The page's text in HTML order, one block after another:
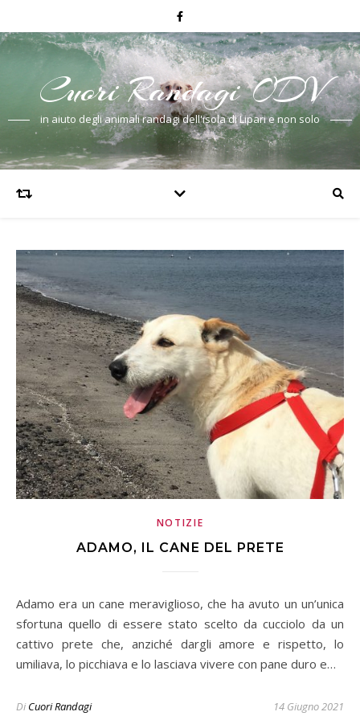
Cuori Randagi ODV
in aiuto degli animali randagi dell'isola di Lipari e non solo
NOTIZIE
ADAMO, IL CANE DEL PRETE
Adamo era un cane meraviglioso, che ha avuto un un’unica
sfortuna quello di essere stato scelto da cucciolo da un
cattivo prete che, anziché dargli amore e rispetto, lo
umiliava, lo picchiava e lo lasciava vivere con pane duro e…
Di Cuori Randagi 14 Giugno 2021